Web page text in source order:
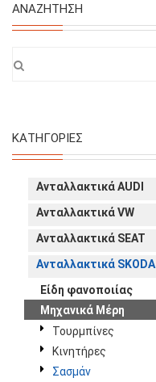
ΑΝΑΖΉΤΗΣΗ
ΚΑΤΗΓΟΡΊΕΣ
Ανταλλακτικά AUDI
Ανταλλακτικά VW
Ανταλλακτικά SEAT
Ανταλλακτικά SKODA
Είδη φανοποιίας
Μηχανικά Μέρη
Τουρμπίνες
Κινητήρες
Σασμάν